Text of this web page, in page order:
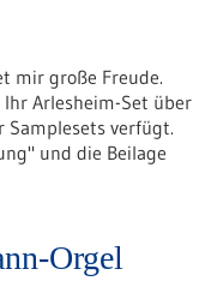
mir große Freude.
Arlesheim-Set über
verfügt.
und die Beilage
Orgel